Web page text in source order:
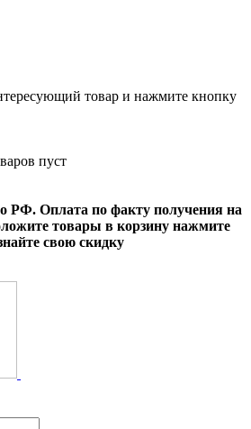
товар и нажмите кнопку
пуст
РФ. Оплата по факту получения на
товары в корзину нажмите
свою скидку